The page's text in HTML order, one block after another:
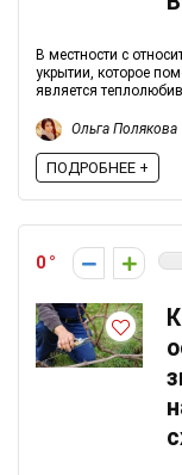
В местности с
укрытии, которое
является
Ольга Полякова
ПОДРОБНЕЕ +
0